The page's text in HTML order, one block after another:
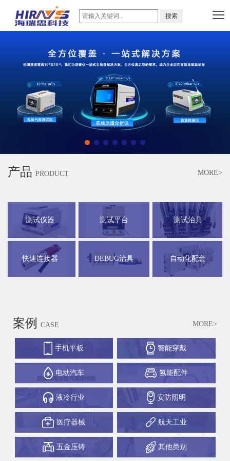
产品 PRODUCT MORE>
测试仪器 测试平台 测试治具
快速连接器 DEBUG治具 自动化配套
案例 CASE MORE>
手机平板 智能穿戴
电动汽车 氢能配件
液冷行业 安防照明
医疗器械 航天工业
五金压铸 其他类别